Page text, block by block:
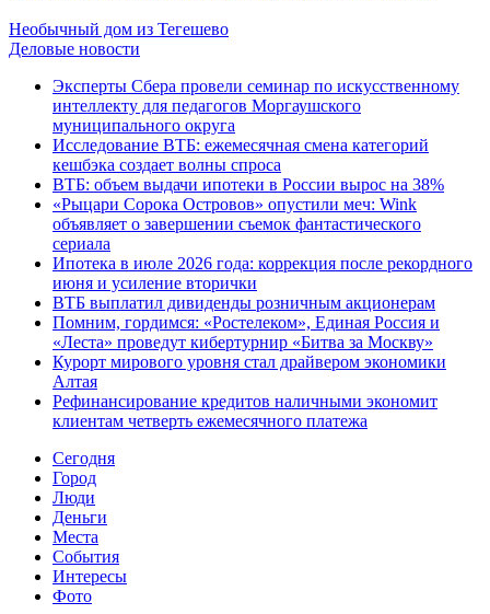
Необычный дом из Тегешево
Деловые новости
Эксперты Сбера провели семинар по искусственному
интеллекту для педагогов Моргаушского
муниципального округа
Исследование ВТБ: ежемесячная смена категорий
кешбэка создает волны спроса
ВТБ: объем выдачи ипотеки в России вырос на 38%
«Рыцари Сорока Островов» опустили меч: Wink
объявляет о завершении съемок фантастического
сериала
Ипотека в июле 2026 года: коррекция после рекордного
июня и усиление вторички
ВТБ выплатил дивиденды розничным акционерам
Помним, гордимся: «Ростелеком», Единая Россия и
«Леста» проведут кибертурнир «Битва за Москву»
Курорт мирового уровня стал драйвером экономики
Алтая
Рефинансирование кредитов наличными экономит
клиентам четверть ежемесячного платежа
Cегодня
Город
Люди
Деньги
Места
События
Интересы
Фото